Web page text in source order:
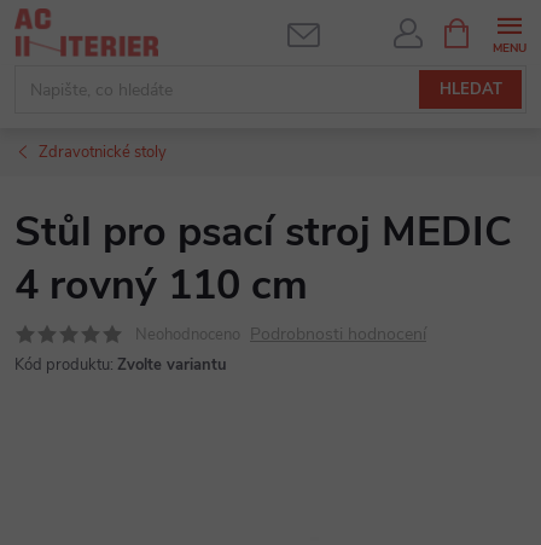
Přejít
na
HLEDAT
NÁKUPNÍ
KOŠÍK
Zdravotnické stoly
Stůl pro psací stroj MEDIC
4 rovný 110 cm
Neohodnoceno Podrobnosti hodnocení
Kód produktu: Zvolte variantu